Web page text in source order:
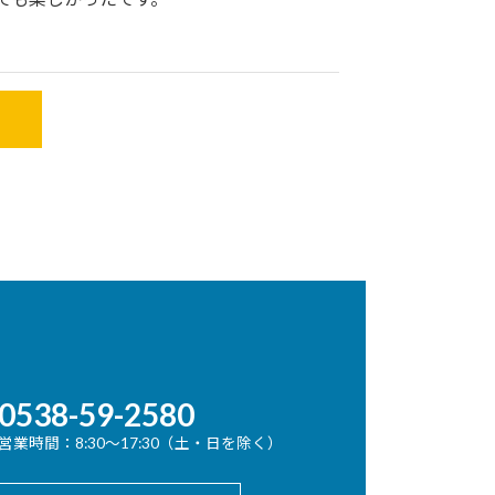
0538-59-2580
営業時間：8:30～17:30（土・日を除く）